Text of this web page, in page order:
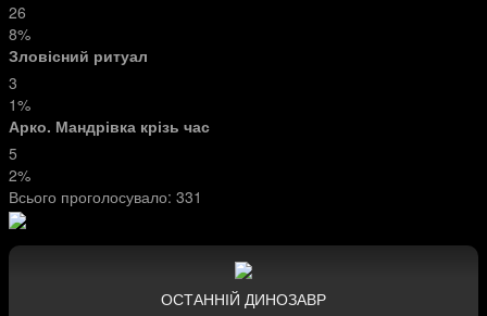
26
8%
Зловісний ритуал
3
1%
Арко. Мандрівка крізь час
5
2%
Всього проголосувало: 331
ОСТАННІЙ ДИНОЗАВР